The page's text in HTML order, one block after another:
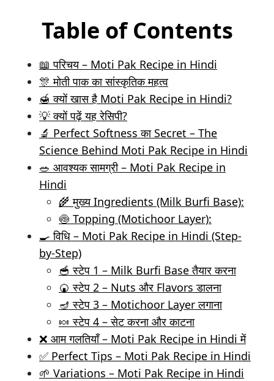
Table of Contents
📖 परिचय – Moti Pak Recipe in Hindi
🎊 मोती पाक का सांस्कृतिक महत्व
🍯 क्यों खास है Moti Pak Recipe in Hindi?
💡 क्यों पढ़ें यह रेसिपी?
🔬 Perfect Softness का Secret – The
Science Behind Moti Pak Recipe in Hindi
🥗 आवश्यक सामग्री – Moti Pak Recipe in
Hindi
🌾 मुख्य Ingredients (Milk Burfi Base):
🍥 Topping (Motichoor Layer):
🍳 विधि – Moti Pak Recipe in Hindi (Step-
by-Step)
🥣 स्टेप 1 – Milk Burfi Base तैयार करना
🍘 स्टेप 2 – Nuts और Flavors डालना
🪔 स्टेप 3 – Motichoor Layer लगाना
🍬 स्टेप 4 – सेट करना और काटना
❌ आम गलतियाँ – Moti Pak Recipe in Hindi में
✅ Perfect Tips – Moti Pak Recipe in Hindi
🌱 Variations – Moti Pak Recipe in Hindi